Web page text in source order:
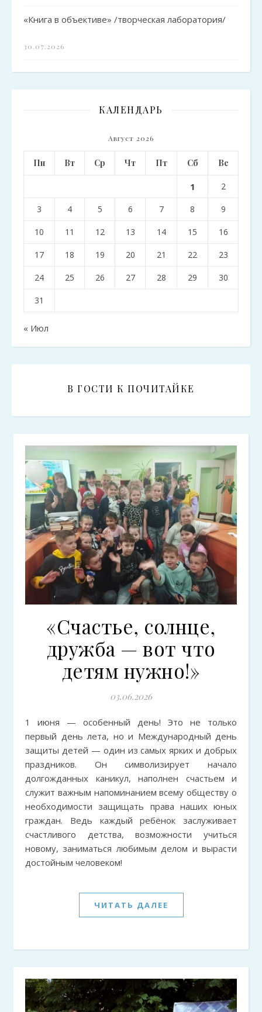
«Книга в объективе» /творческая лаборатория/
30.07.2026
КАЛЕНДАРЬ
Август 2026
Пн Вт Ср Чт Пт Сб Вс
1 2
3 4 5 6 7 8 9
10 11 12 13 14 15 16
17 18 19 20 21 22 23
24 25 26 27 28 29 30
31
« Июл
В ГОСТИ К ПОЧИТАЙКЕ
«Счастье, солнце,
дружба — вот что
детям нужно!»
03.06.2026
1 июня — особенный день! Это не только
первый день лета, но и Международный день
защиты детей — один из самых ярких и добрых
праздников. Он символизирует начало
долгожданных каникул, наполнен счастьем и
служит важным напоминанием всему обществу о
необходимости защищать права наших юных
граждан. Ведь каждый ребёнок заслуживает
счастливого детства, возможности учиться
новому, заниматься любимым делом и вырасти
достойным человеком!
ЧИТАТЬ ДАЛЕЕ